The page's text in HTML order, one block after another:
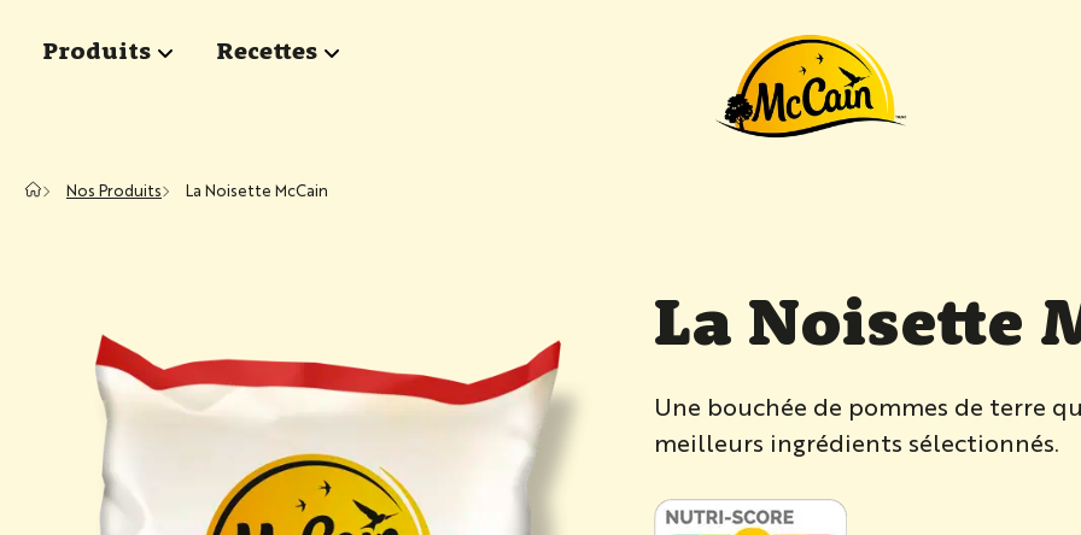
Produits show submenu for "Produits"
Recettes show submenu for "Recettes"
Nos Produits La Noisette McCain
La Noisette
Une bouchée de pommes de terre
meilleurs ingrédients sélectionnés.